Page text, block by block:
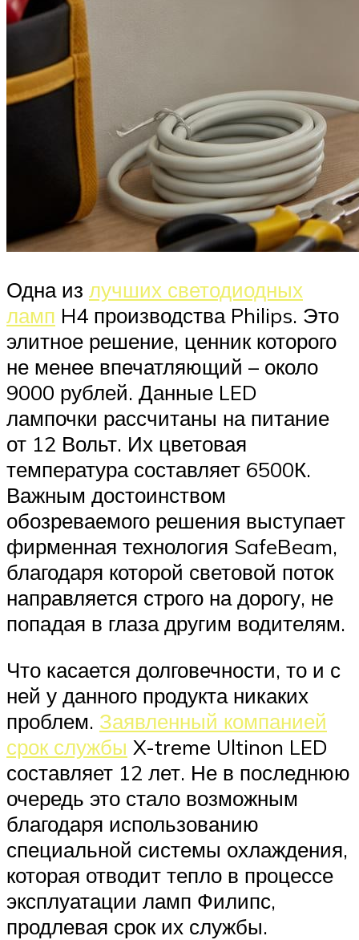
Одна из лучших светодиодных
ламп H4 производства Philips. Это
элитное решение, ценник которого
не менее впечатляющий – около
9000 рублей. Данные LED
лампочки рассчитаны на питание
от 12 Вольт. Их цветовая
температура составляет 6500К.
Важным достоинством
обозреваемого решения выступает
фирменная технология SafeBeam,
благодаря которой световой поток
направляется строго на дорогу, не
попадая в глаза другим водителям.
Что касается долговечности, то и с
ней у данного продукта никаких
проблем. Заявленный компанией
срок службы X-treme Ultinon LED
составляет 12 лет. Не в последнюю
очередь это стало возможным
благодаря использованию
специальной системы охлаждения,
которая отводит тепло в процессе
эксплуатации ламп Филипс,
продлевая срок их службы.